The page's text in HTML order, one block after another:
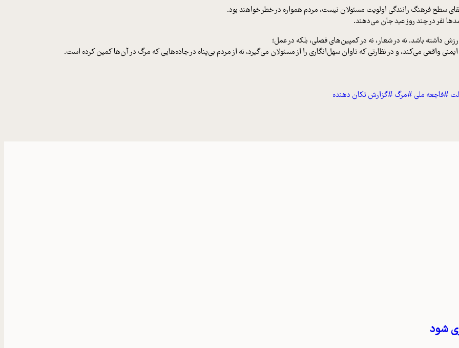
سطح فرهنگ رانندگی اولویت مسئولان نیست، مردم همواره در خطر خواهند بود.
داشته باشد. نه در شعار، نه در کمپین‌های فصلی، بلکه در عمل؛
واقعی می‌کند، و در نظارتی که تاوان سهل‌انگاری را از مسئولان می‌گیرد، نه از مردم بی‌پناه در جاده‌هایی که مرگ در آن‌ها کمین کرده است.
#فاجعه ملی#مرگ#گزارش تکان دهنده